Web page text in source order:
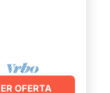
OFERTA